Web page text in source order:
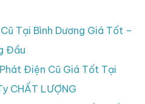
Tại Bình Dương Giá Tốt –
Đầu
Điện Cũ Giá Tốt Tại
CHẤT LƯỢNG